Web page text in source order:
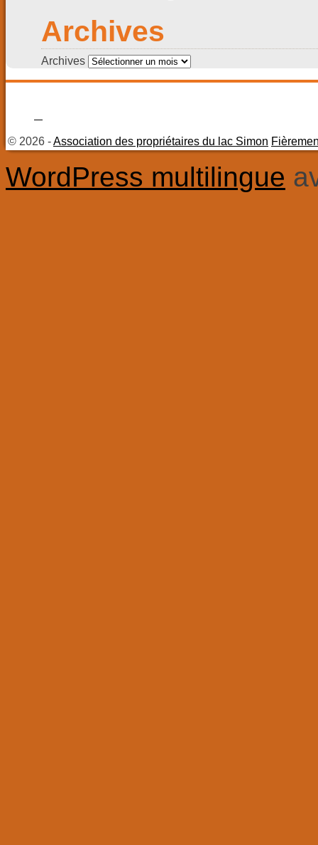
Archives
Archives
© 2026 -Association des propriétaires du lac Simon
WordPress multilingue